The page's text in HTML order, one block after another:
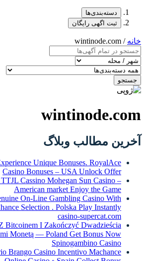
دسته‌بندی‌ها
ثبت اگهی رایگان
خانه / wintinode.com
جستجو
wintinode.com
آخرین مطالب وبلاگ
Unique Bonuses. RoyalAce
Casino Bonuses – USA Unlock Offer
Cassino Mohegan Sun Casino –
American market Enjoy the Game
On-Line Gambling Casino With
Selection . Polska Play Instantly
casino-supercat.com
Bitcoinem I Zakończyć Dwadzieścia
Monetą — Poland Get Bonus Now
Spinogambino Casino
Brango Casino Incentivo Machance